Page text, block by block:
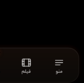
منو فیلم